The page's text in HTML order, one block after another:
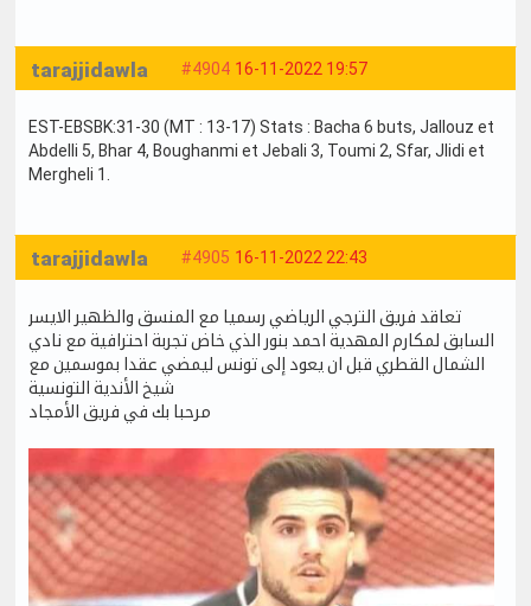
#4904 16-11-2022 19:57
tarajjidawla
EST-EBSBK:31-30 (MT : 13-17) Stats : Bacha 6 buts, Jallouz et
Abdelli 5, Bhar 4, Boughanmi et Jebali 3, Toumi 2, Sfar, Jlidi et
Mergheli 1.
#4905 16-11-2022 22:43
tarajjidawla
تعاقد فريق الترجي الرياضي رسميا مع المنسق والظهير الايسر
السابق لمكارم المهدية احمد بنور الذي خاض تجربة احترافية مع نادي
الشمال القطري قبل ان يعود إلى تونس ليمضي عقدا بموسمين مع
شيخ الأندية التونسية
مرحبا بك في فريق الأمجاد